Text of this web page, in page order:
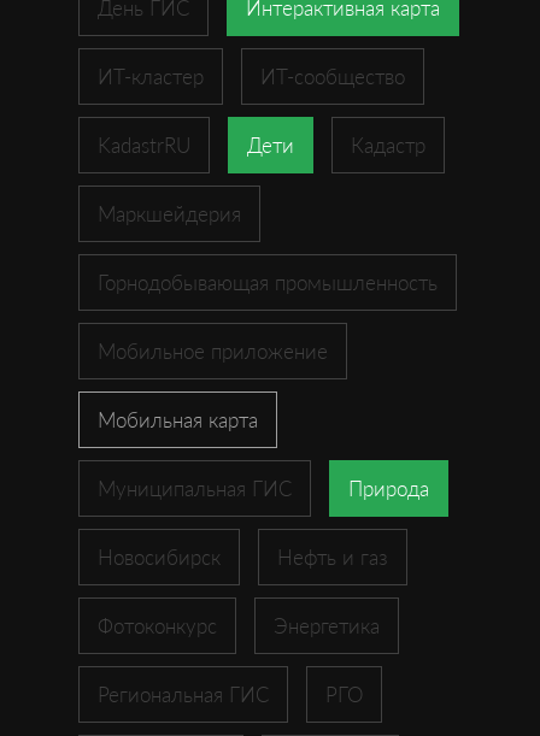
День ГИС Интерактивная карта
ИТ-кластер ИТ-сообщество
KadastrRU Дети Кадастр
Маркшейдерия
Горнодобывающая промышленность
Мобильное приложение
Мобильная карта
Муниципальная ГИС Природа
Новосибирск Нефть и газ
Фотоконкурс Энергетика
Региональная ГИС РГО